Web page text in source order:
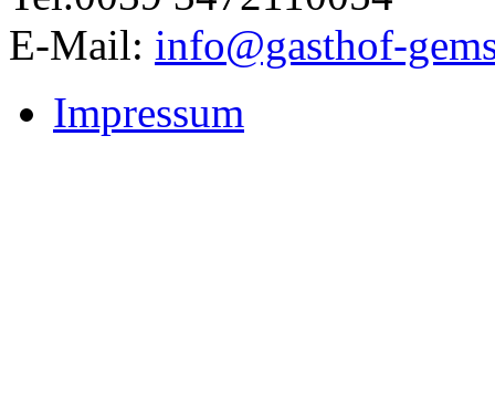
E-Mail: info@gasthof-
Impressum